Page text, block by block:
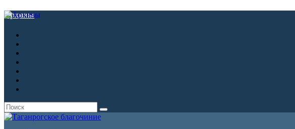
Архивы